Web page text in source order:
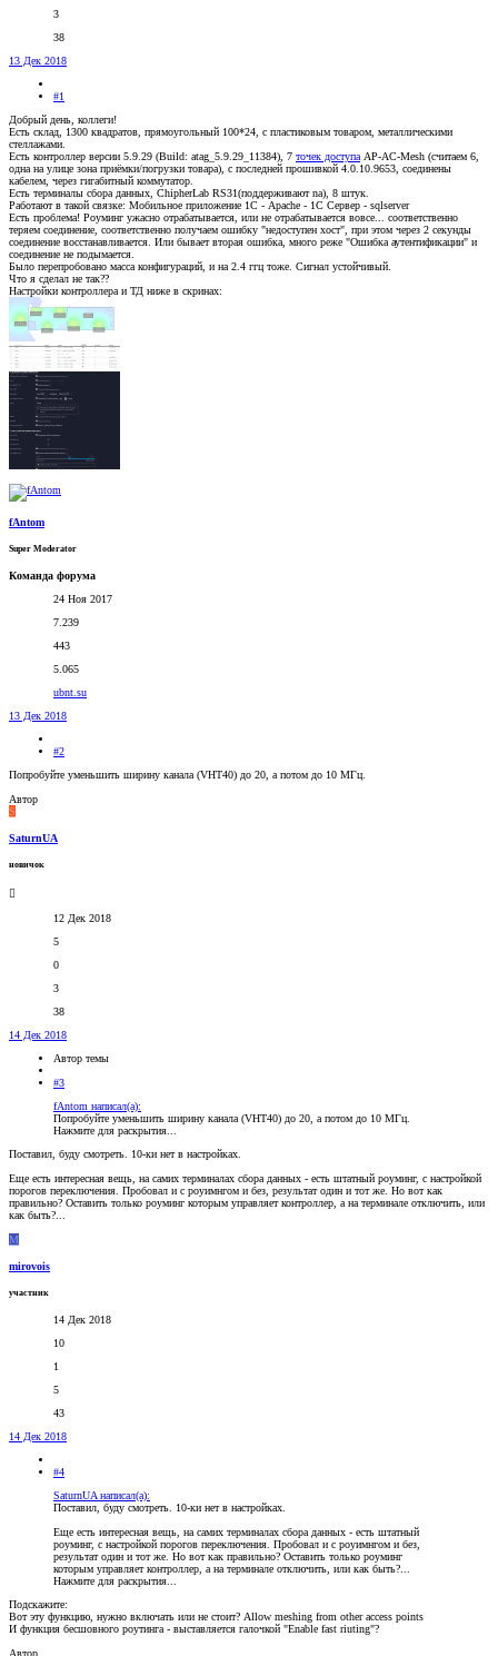
3
38
13 Дек 2018
#1
Добрый день, коллеги!
Есть склад, 1300 квадратов, прямоугольный 100*24, с пластиковым товаром, металлическими
стеллажами.
Есть контроллер версии 5.9.29 (Build: atag_5.9.29_11384), 7 точек доступа AP-AC-Mesh (считаем 6,
одна на улице зона приёмки/погрузки товара), с последней прошивкой 4.0.10.9653, соединены
кабелем, через гигабитный коммутатор.
Есть терминалы сбора данных, ChipherLab RS31(поддерживают na), 8 штук.
Работают в такой связке: Мобильное приложение 1С - Apache - 1C Сервер - sqlserver
Есть проблема! Роуминг ужасно отрабатывается, или не отрабатывается вовсе... соответственно
теряем соединение, соответственно получаем ошибку "недоступен хост", при этом через 2 секунды
соединение восстанавливается. Или бывает вторая ошибка, много реже "Ошибка аутентификации" и
соединение не подымается.
Было перепробовано масса конфигураций, и на 2.4 ггц тоже. Сигнал устойчивый.
Что я сделал не так??
Настройки контроллера и ТД ниже в скринах:
fAntom
Super Moderator
Команда форума
24 Ноя 2017
7.239
443
5.065
ubnt.su
13 Дек 2018
#2
Попробуйте уменьшить ширину канала (VHT40) до 20, а потом до 10 МГц.
Автор
S
SaturnUA
новичок
12 Дек 2018
5
0
3
38
14 Дек 2018
Автор темы
#3
fAntom написал(а):
Попробуйте уменьшить ширину канала (VHT40) до 20, а потом до 10 МГц.
Нажмите для раскрытия...
Поставил, буду смотреть. 10-ки нет в настройках.
Еще есть интересная вещь, на самих терминалах сбора данных - есть штатный роуминг, с настройкой
порогов переключения. Пробовал и с роуимнгом и без, результат один и тот же. Но вот как
правильно? Оставить только роуминг которым управляет контроллер, а на терминале отключить, или
как быть?...
M
mirovois
участник
14 Дек 2018
10
1
5
43
14 Дек 2018
#4
SaturnUA написал(а):
Поставил, буду смотреть. 10-ки нет в настройках.
Еще есть интересная вещь, на самих терминалах сбора данных - есть штатный
роуминг, с настройкой порогов переключения. Пробовал и с роуимнгом и без,
результат один и тот же. Но вот как правильно? Оставить только роуминг
которым управляет контроллер, а на терминале отключить, или как быть?...
Нажмите для раскрытия...
Подскажите:
Вот эту функцию, нужно включать или не стоит? Allow meshing from other access points
И функция бесшовного роутинга - выставляется галочкой "Enable fast riuting"?
Автор